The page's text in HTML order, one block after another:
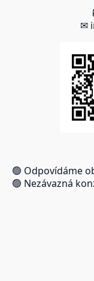
✉
🟢 Odpovídáme
🟢 Nezávazná